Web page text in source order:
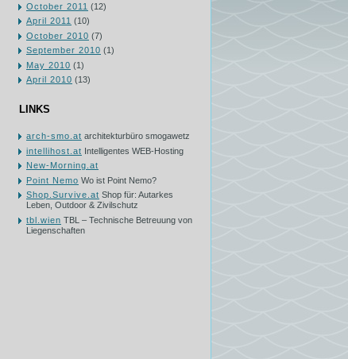
October 2011 (12)
April 2011 (10)
October 2010 (7)
September 2010 (1)
May 2010 (1)
April 2010 (13)
LINKS
arch-smo.at architekturbüro smogawetz
intellihost.at Intelligentes WEB-Hosting
New-Morning.at
Point Nemo Wo ist Point Nemo?
Shop.Survive.at Shop für: Autarkes
Leben, Outdoor & Zivilschutz
tbl.wien TBL – Technische Betreuung von
Liegenschaften